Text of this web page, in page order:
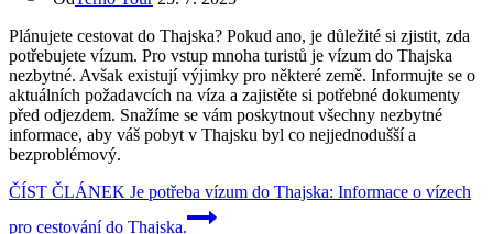
Plánujete cestovat do Thajska? Pokud ano, je důležité si zjistit, zda
potřebujete vízum. Pro vstup mnoha turistů je vízum do Thajska
nezbytné. Avšak existují výjimky pro některé země. Informujte se o
aktuálních požadavcích na víza a zajistěte si potřebné dokumenty
před odjezdem. Snažíme se vám poskytnout všechny nezbytné
informace, aby váš pobyt v Thajsku byl co nejjednodušší a
bezproblémový.
ČÍST ČLÁNEK Je potřeba vízum do Thajska: Informace o vízech
pro cestování do Thajska.